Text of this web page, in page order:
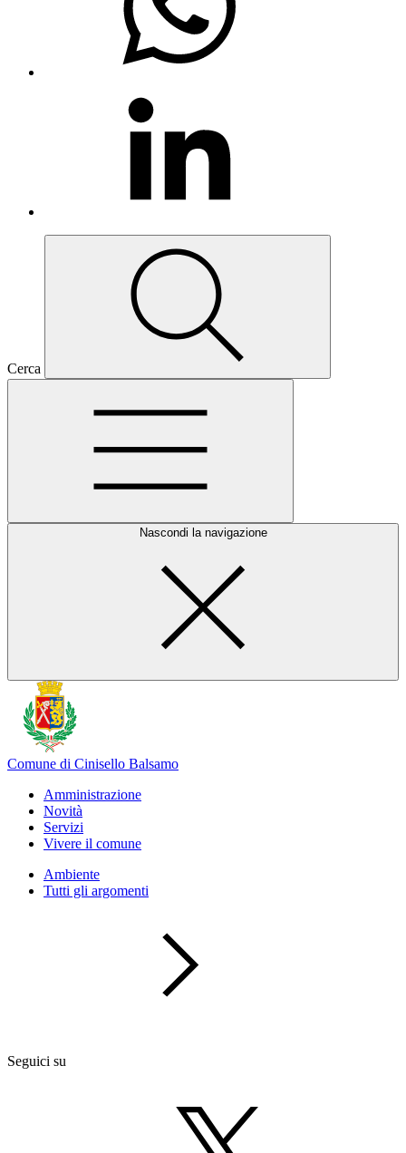
Cerca
Nascondi la navigazione
Comune di Cinisello Balsamo
Amministrazione
Novità
Servizi
Vivere il comune
Ambiente
Tutti gli argomenti
Seguici su